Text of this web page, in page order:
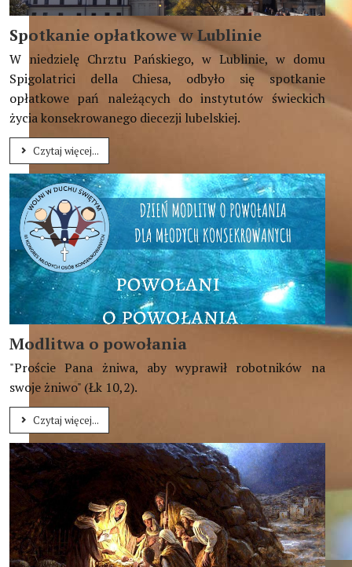
Spotkanie opłatkowe w Lublinie
W niedzielę Chrztu Pańskiego, w Lublinie, w domu
Spigolatrici della Chiesa, odbyło się spotkanie
opłatkowe pań należących do instytutów świeckich
życia konsekrowanego diecezji lubelskiej.
Czytaj więcej...
Modlitwa o powołania
"Proście Pana żniwa, aby wyprawił robotników na
swoje żniwo" (Łk 10,2).
Czytaj więcej...